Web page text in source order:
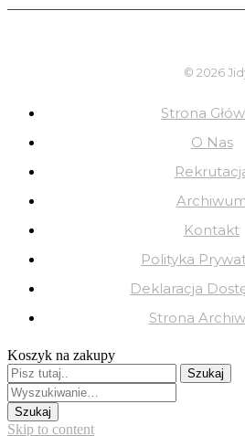
© 2026
Strona
O Nas
Kontakt
Polityka
Deklaracja
Strona
Koszyk na zakupy
Skip to content